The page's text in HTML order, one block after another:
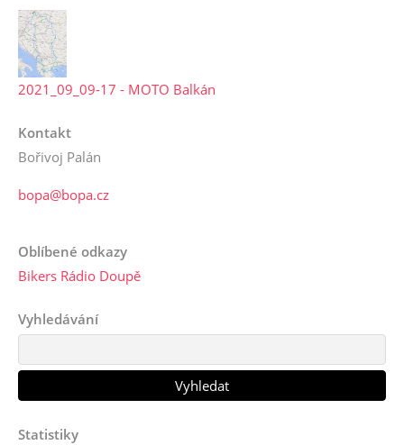
2021_09_09-17 - MOTO Balkán
Kontakt
Bořivoj Palán
bopa@bopa.cz
Oblíbené odkazy
Bikers Rádio Doupě
Vyhledávání
Statistiky